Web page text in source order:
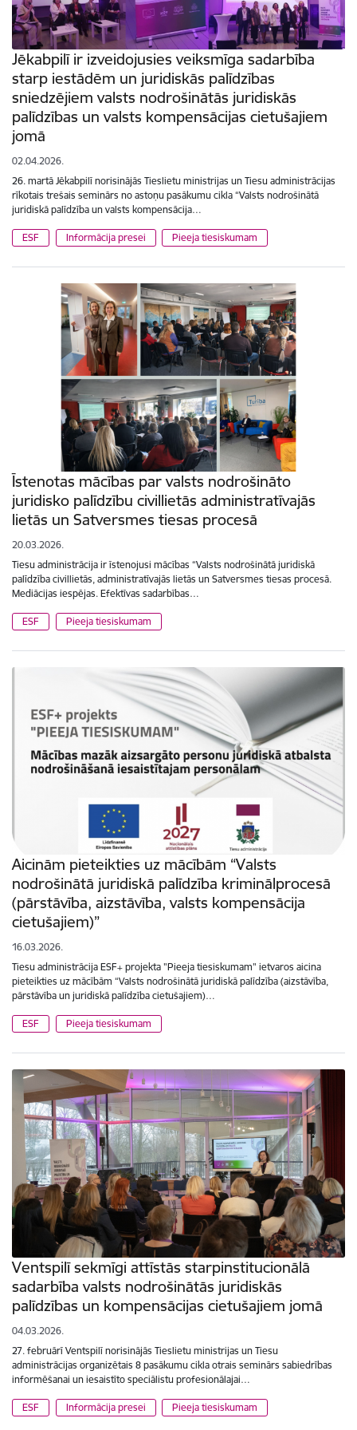
Jēkabpilī ir izveidojusies veiksmīga sadarbība
starp iestādēm un juridiskās palīdzības
sniedzējiem valsts nodrošinātās juridiskās
palīdzības un valsts kompensācijas cietušajiem
jomā
02.04.2026.
26. martā Jēkabpilī norisinājās Tieslietu ministrijas un Tiesu administrācijas
rīkotais trešais seminārs no astoņu pasākumu cikla “Valsts nodrošinātā
juridiskā palīdzība un valsts kompensācija…
ESF Informācija presei Pieeja tiesiskumam
Īstenotas mācības par valsts nodrošināto
juridisko palīdzību civillietās administratīvajās
lietās un Satversmes tiesas procesā
20.03.2026.
Tiesu administrācija ir īstenojusi mācības “Valsts nodrošinātā juridiskā
palīdzība civillietās, administratīvajās lietās un Satversmes tiesas procesā.
Mediācijas iespējas. Efektīvas sadarbības…
ESF Pieeja tiesiskumam
Aicinām pieteikties uz mācībām “Valsts
nodrošinātā juridiskā palīdzība kriminālprocesā
(pārstāvība, aizstāvība, valsts kompensācija
cietušajiem)”
16.03.2026.
Tiesu administrācija ESF+ projekta "Pieeja tiesiskumam" ietvaros aicina
pieteikties uz mācībām “Valsts nodrošinātā juridiskā palīdzība (aizstāvība,
pārstāvība un juridiskā palīdzība cietušajiem)…
ESF Pieeja tiesiskumam
Ventspilī sekmīgi attīstās starpinstitucionālā
sadarbība valsts nodrošinātās juridiskās
palīdzības un kompensācijas cietušajiem jomā
04.03.2026.
27. februārī Ventspilī norisinājās Tieslietu ministrijas un Tiesu
administrācijas organizētais 8 pasākumu cikla otrais seminārs sabiedrības
informēšanai un iesaistīto speciālistu profesionālajai…
ESF Informācija presei Pieeja tiesiskumam